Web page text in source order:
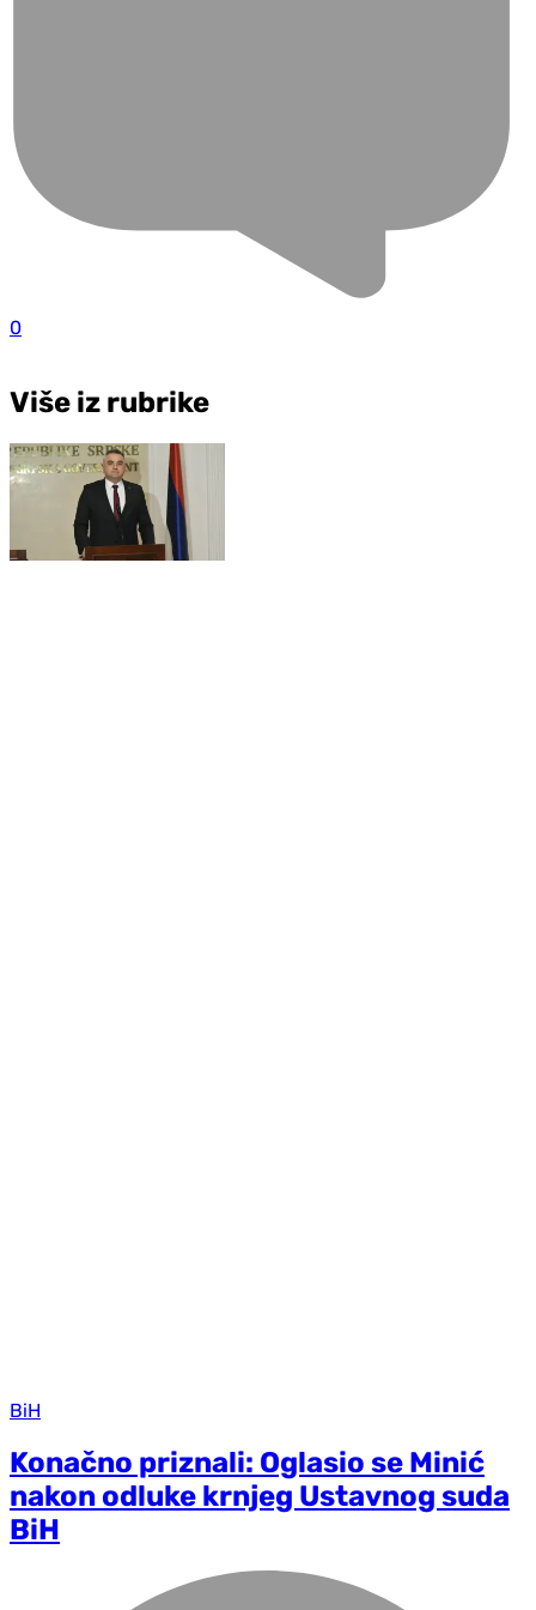
0
Više iz rubrike
BiH
Konačno priznali: Oglasio se Minić
nakon odluke krnjeg Ustavnog suda
BiH